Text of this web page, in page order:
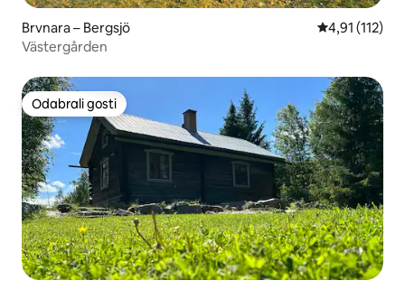
Brvnara – Bergsjö Prosječna
4,91 (112)
Västergården
Odabrali gosti
Odabrali gosti